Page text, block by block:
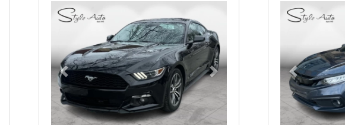
Previous Next Previous